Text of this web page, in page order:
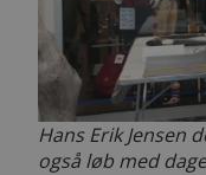
Hans Erik Jensen
også løb med